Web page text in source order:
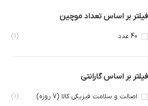
فیلتر بر اساس تعداد موچین
40 عدد (1)
فیلتر بر اساس گارانتی
اصالت و سلامت فیزیکی کالا (7 روزه) (1)